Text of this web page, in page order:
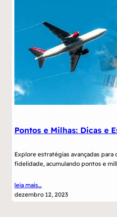
Pontos e Milhas: Dicas e
Explore estratégias avançadas
fidelidade, acumulando pontos e
leia mais…
dezembro 12, 2023